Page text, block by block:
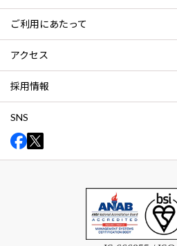
ご利用にあたって
アクセス
採用情報
SNS